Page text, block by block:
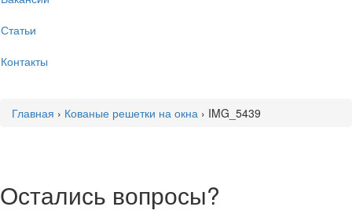
Статьи
Контакты
Главная › Кованые решетки на окна › IMG_5439
Остались вопросы?